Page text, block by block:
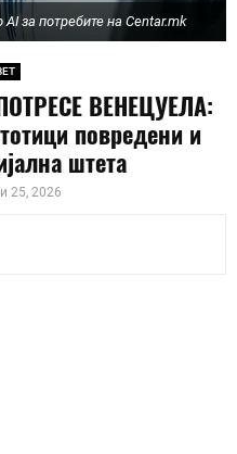
за потребите на Centar.mk
ВЕНЕЦУЕЛА:
повредени и
штета
25, 2026